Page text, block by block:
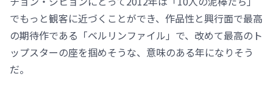
でもっと観客に近づくことができ、作品性と興行面で最高
の期待作である「ベルリンファイル」で、改めて最高のト
ップスターの座を掴めそうな、意味のある年になりそう
だ。